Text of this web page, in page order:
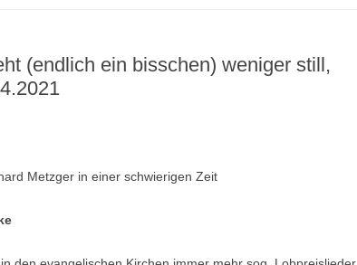
(endlich ein bisschen) weniger still,
Metzger in einer schwierigen Zeit